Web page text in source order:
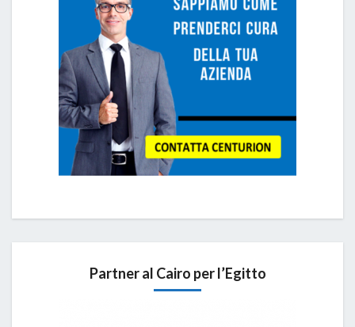
Partner al Cairo per l’Egitto